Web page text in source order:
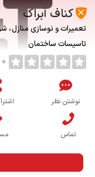
کناف آبراک
تعمیرات و نوسازی منازل
تاسیسات ساختمان
0 نظر
نوشتن نظر
تماس